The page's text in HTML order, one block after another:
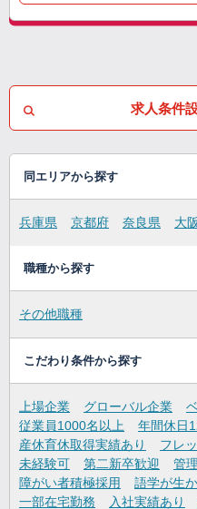
求人条件
同エリアから探す
兵庫県 京都府 奈良県 大
職種から探す
その他職種
こだわり条件から探す
上場企業 グローバル企業
従業員1000名以上
年間休日
産休育休取得実績あり
フレ
未経験可
第二新卒歓迎 管
障がい者積極採用
語学が生
一部在宅勤務
入社実績あり